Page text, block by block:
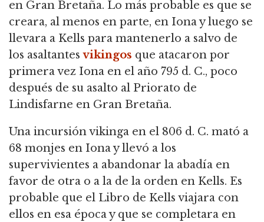
en Gran Bretaña. Lo más probable es que se
creara, al menos en parte, en Iona y luego se
llevara a Kells para mantenerlo a salvo de
los asaltantesvikingos que atacaron por
primera vez Iona en el año 795 d. C., poco
después de su asalto al Priorato de
Lindisfarne en Gran Bretaña.
Una incursión vikinga en el 806 d. C. mató a
68 monjes en Iona y llevó a los
supervivientes a abandonar la abadía en
favor de otra o a la de la orden en Kells. Es
probable que el Libro de Kells viajara con
ellos en esa época y que se completara en